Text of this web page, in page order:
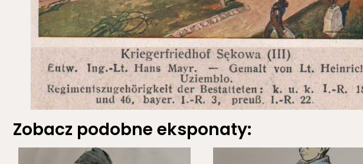
Zobacz podobne eksponaty: